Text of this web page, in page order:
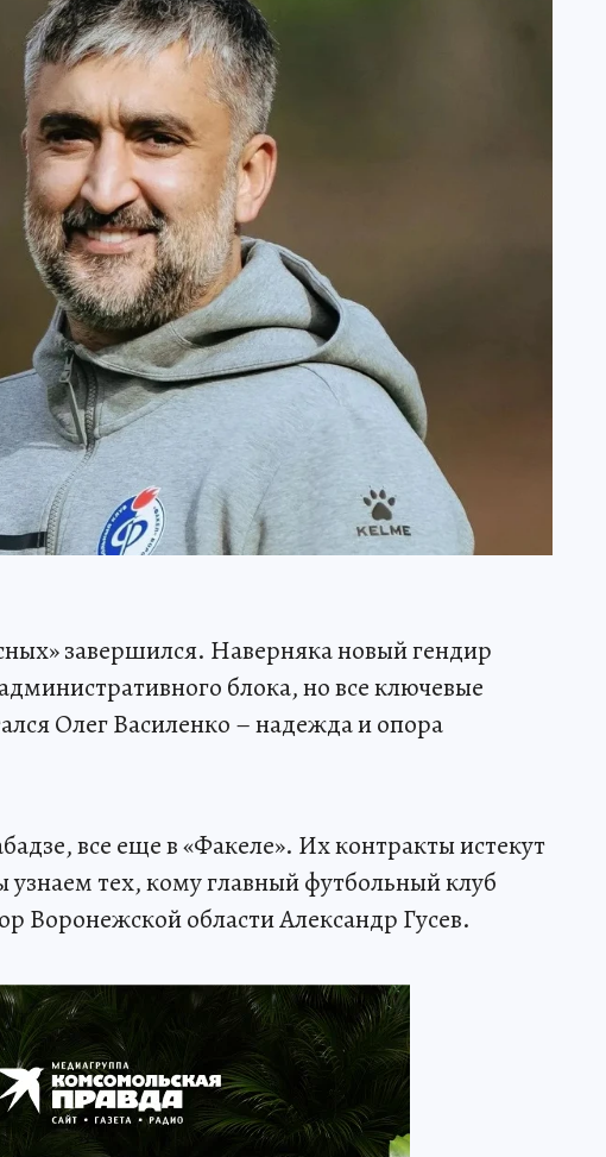
завершился. Наверняка новый гендир
блока, но все ключевые
Олег Василенко – надежда и опора
все еще в «Факеле». Их контракты истекут
тех, кому главный футбольный клуб
Воронежской области Александр Гусев.